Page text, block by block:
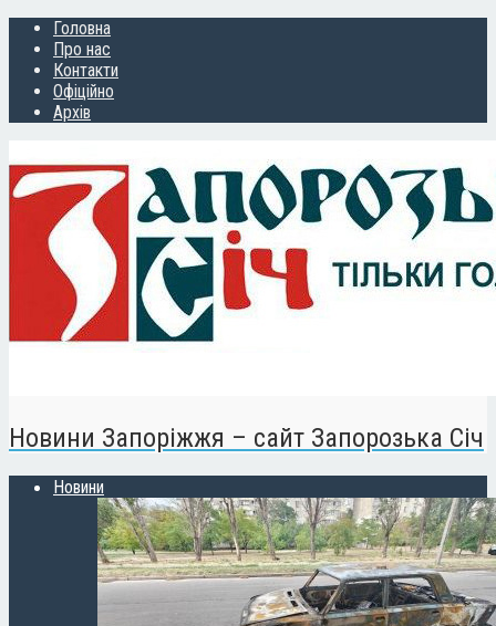
Головна
Про нас
Контакти
Офіційно
Архів
Новини Запоріжжя – сайт Запорозька Січ
Новини